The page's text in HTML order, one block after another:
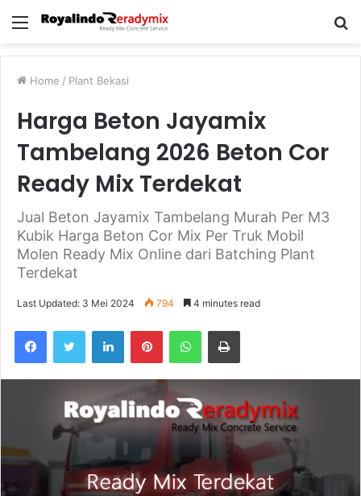
Menu
Home / Plant Bekasi
Harga Beton Jayamix
Tambelang 2026 Beton Cor
Ready Mix Terdekat
Jual Beton Jayamix Tambelang Murah Per M3
Kubik Harga Beton Cor Mix Per Truk Mobil
Molen Ready Mix Online dari Batching Plant
Terdekat
Last Updated: 3 Mei 2024 794 4 minutes read
FacebookTwitter LinkedInPinterestWhatsAppPrint